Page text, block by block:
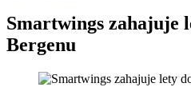
Smartwings zahajuje
Bergenu